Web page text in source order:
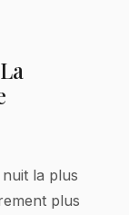
la plus
plus